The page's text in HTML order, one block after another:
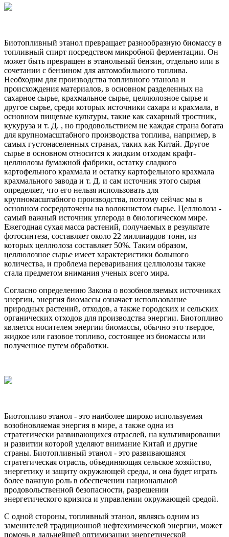
Биотопливный этанол превращает разнообразную биомассу в
топливный спирт посредством микробной ферментации. Он
может быть превращен в этанольный бензин, отдельно или в
сочетании с бензином для автомобильного топлива.
Необходим для производства топливного этанола и
происхождения материалов, в основном разделенных на
сахарное сырье, крахмальное сырье, целлюлозное сырье и
другое сырье, среди которых источники сахара и крахмала, в
основном пищевые культуры, такие как сахарный тростник,
кукуруза и т. Д. , но продовольствием не каждая страна богата
для крупномасштабного производства топлива, например, в
самых густонаселенных странах, таких как Китай. Другое
сырье в основном относится к жидким отходам крафт-
целлюлозы бумажной фабрики, остатку сладкого
картофельного крахмала и остатку картофельного крахмала
крахмального завода и т. Д. и сам источник этого сырья
определяет, что его нельзя использовать для
крупномасштабного производства, поэтому сейчас мы в
основном сосредоточены на волокнистом сырье. Целлюлоза -
самый важный источник углерода в биологическом мире.
Ежегодная сухая масса растений, получаемых в результате
фотосинтеза, составляет около 22 миллиардов тонн, из
которых целлюлоза составляет 50%. Таким образом,
целлюлозное сырье имеет характеристики большого
количества, и проблема переваривания целлюлозы также
стала предметом внимания ученых всего мира.
Согласно определению Закона о возобновляемых источниках
энергии, энергия биомассы означает использование
природных растений, отходов, а также городских и сельских
органических отходов для производства энергии. Биотопливо
является носителем энергии биомассы, обычно это твердое,
жидкое или газовое топливо, состоящее из биомассы или
полученное путем обработки.
Биотопливо этанол - это наиболее широко используемая
возобновляемая энергия в мире, а также одна из
стратегически развивающихся отраслей, на культивировании
и развитии которой уделяют внимание Китай и другие
страны. Биотопливный этанол - это развивающаяся
стратегическая отрасль, объединяющая сельское хозяйство,
энергетику и защиту окружающей среды, и она будет играть
более важную роль в обеспечении национальной
продовольственной безопасности, разрешении
энергетического кризиса и управлении окружающей средой.
С одной стороны, топливный этанол, являясь одним из
заменителей традиционной нефтехимической энергии, может
помочь в дальнейшей оптимизации энергетической